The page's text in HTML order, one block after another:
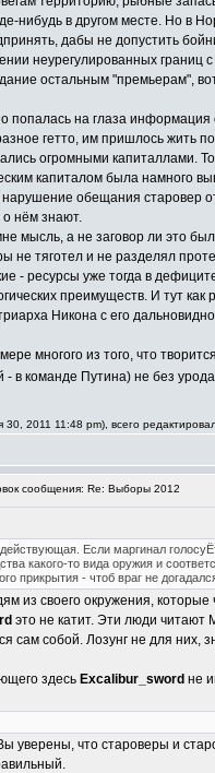
нибудь в другом месте. Но в
дабы не допустить
неурегулированных границ
остальным "премьерам",
попалась на глаза
гетто, им пришлось
огромными капиталлами.
капиталом была намного
обещания старовер
нём знают.
мысль, а не заговор ли это
не тяготел и не разделял
- ресурсы уже тогда в
преимуществ. И тут
Никона с его
многого из того, что
в команде Путина) не без
2011 11:48 pm), всего
сообщения: Re: Выборы 2012
Если маргинал
какого-то вида оружия и
прикрытия - чтоб враг не
из своего окружения,
это не катит. Эти люди читают
сам собой. Лозунг не для
здесь Excalibur_sword не
уверены, что староверы и